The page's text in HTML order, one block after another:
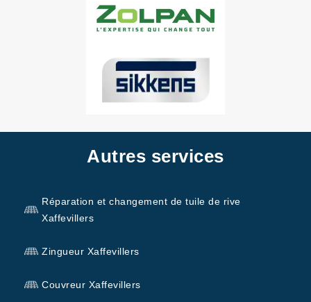
Autres services
Réparation et changement de tuile de rive
Xaffevillers
Zingueur Xaffevillers
Couvreur Xaffevillers